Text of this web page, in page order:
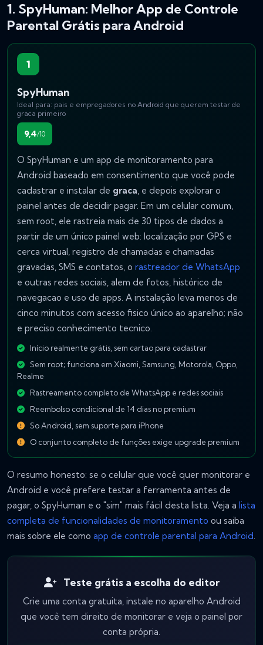
1. SpyHuman: Melhor App de Controle
Parental Grátis para Android
1
SpyHuman
Ideal para: pais e empregadores no Android que querem testar de
graca primeiro
9,4/10
O SpyHuman e um app de monitoramento para
Android baseado em consentimento que você pode
cadastrar e instalar de graca, e depois explorar o
painel antes de decidir pagar. Em um celular comum,
sem root, ele rastreia mais de 30 tipos de dados a
partir de um único painel web: localização por GPS e
cerca virtual, registro de chamadas e chamadas
gravadas, SMS e contatos, o rastreador de WhatsApp
e outras redes sociais, alem de fotos, histórico de
navegacao e uso de apps. A instalação leva menos de
cinco minutos com acesso fisico único ao aparelho; não
e preciso conhecimento tecnico.
Início realmente grátis, sem cartao para cadastrar
Sem root; funciona em Xiaomi, Samsung, Motorola, Oppo,
Realme
Rastreamento completo de WhatsApp e redes sociais
Reembolso condicional de 14 dias no premium
So Android, sem suporte para iPhone
O conjunto completo de funções exige upgrade premium
O resumo honesto: se o celular que você quer monitorar e
Android e você prefere testar a ferramenta antes de
pagar, o SpyHuman e o "sim" mais fácil desta lista. Veja a lista
completa de funcionalidades de monitoramento ou saiba
mais sobre ele como app de controle parental para Android.
Teste grátis a escolha do editor
Crie uma conta gratuita, instale no aparelho Android
que você tem direito de monitorar e veja o painel por
conta própria.